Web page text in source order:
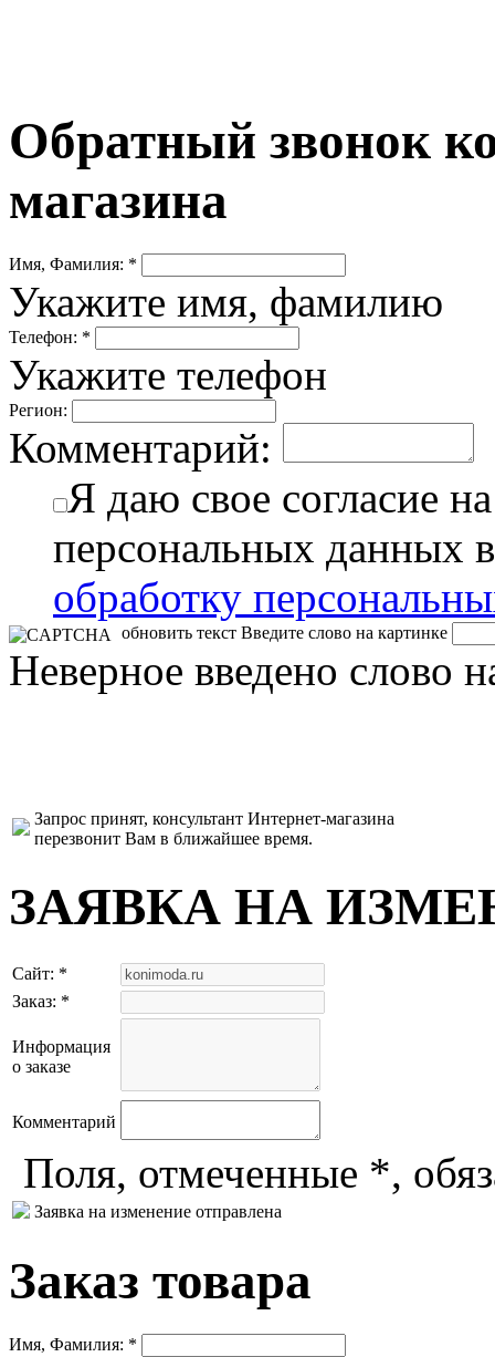
Обратный звонок
магазина
Имя, Фамилия: *
Укажите имя, фамилию
Телефон: *
Укажите телефон
Регион:
Комментарий:
Я даю свое согласие
персональных данных
обработку
обновить текст Введите слово на картинке
Неверное введено слово
Запрос принят, консультант Интернет-магазина
перезвонит Вам в ближайшее время.
ЗАЯВКА НА
Сайт: *
Заказ: *
Информация
о заказе
Комментарий
Поля, отмеченные *,
Заявка на изменение отправлена
Заказ товара
Имя, Фамилия: *